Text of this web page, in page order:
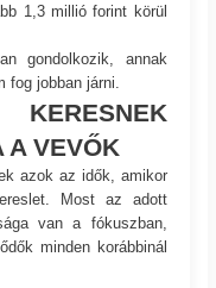
1,3 millió forint körül
gondolkozik, annak
fog jobban járni.
A VEVŐK
azok az idők, amikor
Most az adott
van a fókuszban,
minden korábbinál